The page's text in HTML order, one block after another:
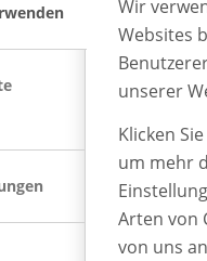
Wir
Websites
unserer
Klicken
um mehr
Arten von
von uns
Bayer Gastronomie GmbH
Leverkusen